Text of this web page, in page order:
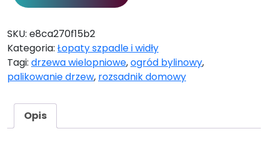
SKU: e8ca270f15b2
Kategoria: Łopaty szpadle i widły
Tagi: drzewa wielopniowe,ogród bylinowy,
palikowanie drzew, rozsadnik domowy
Opis